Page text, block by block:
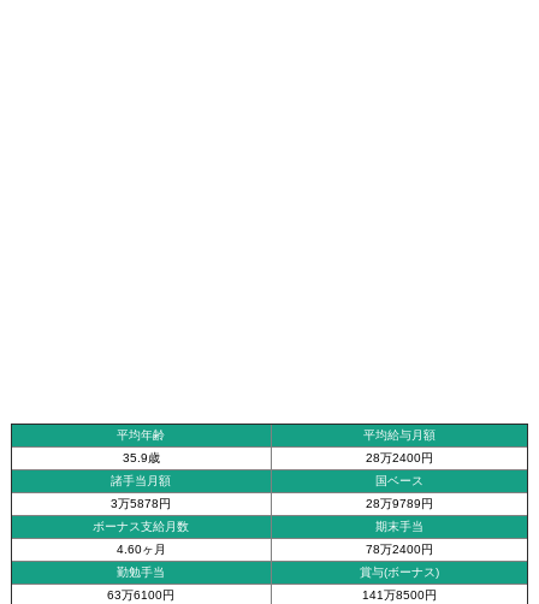
平均年齢
平均給与月額
35.9歳
28万2400円
諸手当月額
国ベース
3万5878円
28万9789円
ボーナス支給月数
期末手当
4.60ヶ月
78万2400円
勤勉手当
賞与(ボーナス)
63万6100円
141万8500円